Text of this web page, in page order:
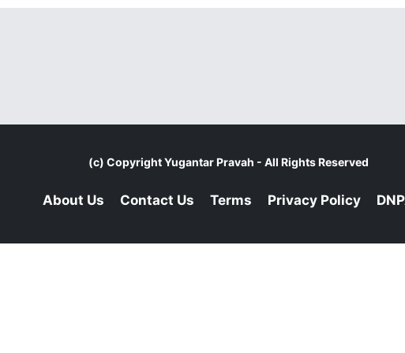
(c) CopyrightYugantar Pravah - All Rights Reserved
About Us Contact Us Terms Privacy Policy